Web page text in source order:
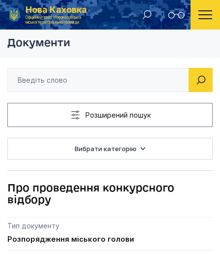
Нова Каховка
Офіційний сайт Новокаховської
міської територіальної громади
Головна Розпорядження Новокаховського міського голови 2016 рік Про проведення
Документи
Розширений пошук
Вибрати категорію
Про проведення конкурсного
відбору
Тип документу
Розпорядження міського голови